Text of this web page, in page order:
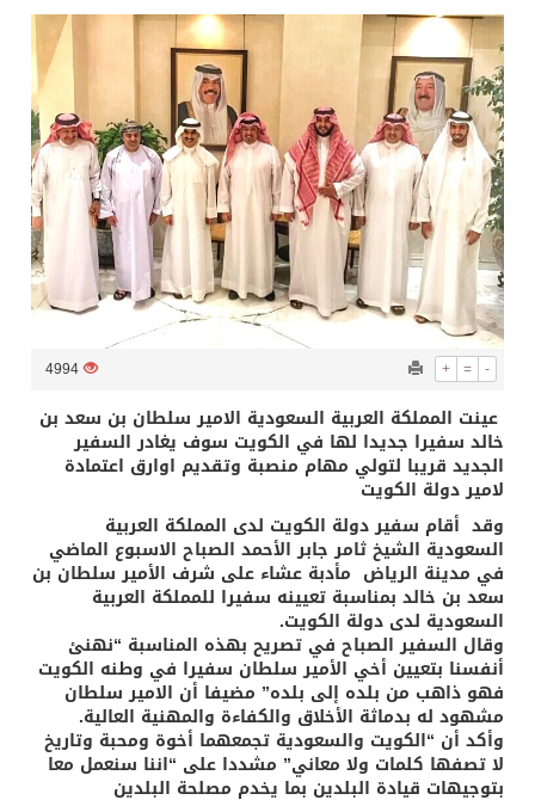
تسليم 248 حافلة سياحية صينية فاخرة مخصصة للسوق السعودية
ثلة من الضابطات في الجييش الكويتي
مدينة الملك سلمان للطاقة “سبارك” توقع اتفاقية تطوير مصانع جاهزة ومتخصصة في مجال الطاقة
كسوة الكعبة تعتلي البيت العتيق
+ = -
4994
عينت المملكة العربية السعودية الامير سلطان بن سعد بن
خالد سفيرا جديدا لها في الكويت سوف يغادر السفير
الجديد قريبا لتولي مهام منصبة وتقديم اوارق اعتمادة
لامير دولة الكويت
وقد أقام سفير دولة الكويت لدى المملكة العربية
السعودية الشيخ ثامر جابر الأحمد الصباح الاسبوع الماضي
في مدينة الرياض مأدبة عشاء على شرف الأمير سلطان بن
سعد بن خالد بمناسبة تعيينه سفيرا للمملكة العربية
السعودية لدى دولة الكويت.
وقال السفير الصباح في تصريح بهذه المناسبة “نهنئ
أنفسنا بتعيين أخي الأمير سلطان سفيرا في وطنه الكويت
فهو ذاهب من بلده إلى بلده” مضيفا أن الامير سلطان
مشهود له بدماثة الأخلاق والكفاءة والمهنية العالية.
وأكد أن “الكويت والسعودية تجمعهما أخوة ومحبة وتاريخ
لا تصفها كلمات ولا معاني” مشددا على “اننا سنعمل معا
بتوجيهات قيادة البلدين بما يخدم مصلحة البلدين